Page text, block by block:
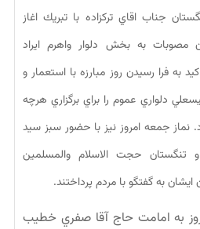
جناب اقاي تركزاده با تبريك اغاز
به بخش دلوار واهرم ايراد
به فرا رسيدن روز مبارزه با استعمار و
دلواري عموم را براي برگزاري هرچه
نماز جمعه امروز نيز با حضور سبز سيد
تنگستان حجت الاسلام والمسلمين
ايشان به گفتگو با مردم پرداختند.
به امامت حاج آقا صفري خطيب